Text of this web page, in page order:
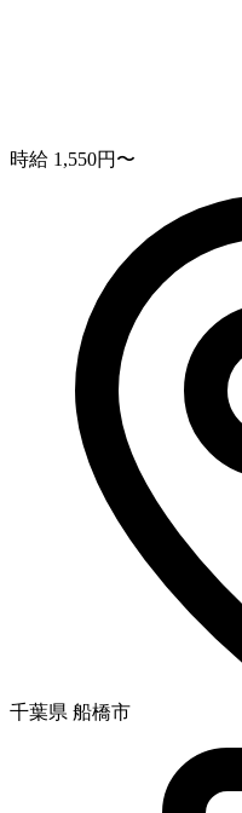
時給 1,550円〜
千葉県 船橋市